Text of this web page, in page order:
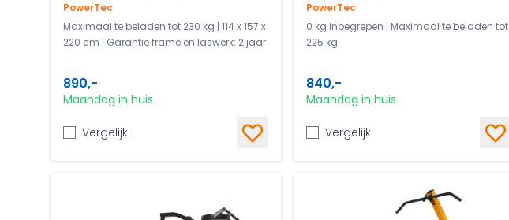
PowerTec
Maximaal te beladen tot 230 kg | 114 x 157 x
220 cm | Garantie frame en laswerk: 2 jaar
890,-
Maandag in huis
Vergelijk
PowerTec
0 kg inbegrepen | Maximaal te beladen tot
225 kg
840,-
Maandag in huis
Vergelijk